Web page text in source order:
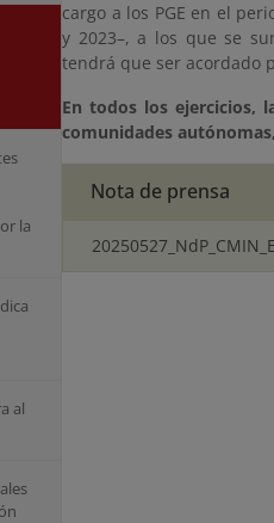
la
al
cargo a los PGE en el
y 2023–, a los que se
tendrá que ser acordado
En todos los ejercicios,
comunidades
Nota de prensa